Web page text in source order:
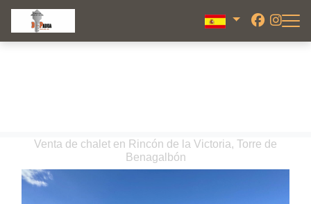
Venta de chalet en Rincón de la Victoria, Torre de
Benagalbón